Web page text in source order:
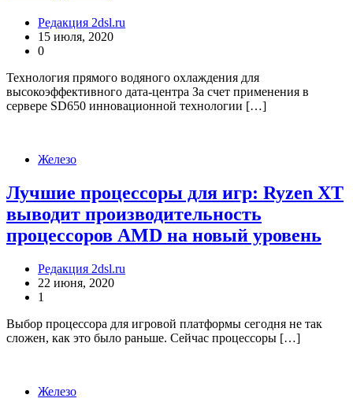
Редакция 2dsl.ru
15 июля, 2020
0
Технология прямого водяного охлаждения для
высокоэффективного дата-центра За счет применения в
сервере SD650 инновационной технологии […]
Железо
Лучшие процессоры для игр: Ryzen XT
выводит производительность
процессоров AMD на новый уровень
Редакция 2dsl.ru
22 июня, 2020
1
Выбор процессора для игровой платформы сегодня не так
сложен, как это было раньше. Сейчас процессоры […]
Железо